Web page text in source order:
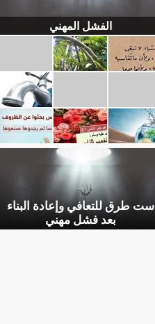
الفشل المهني
ست طرق للتعافي وإعادة البناء
بعد فشل مهني